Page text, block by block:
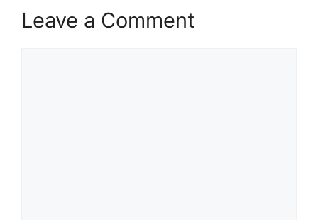
Leave a Comment